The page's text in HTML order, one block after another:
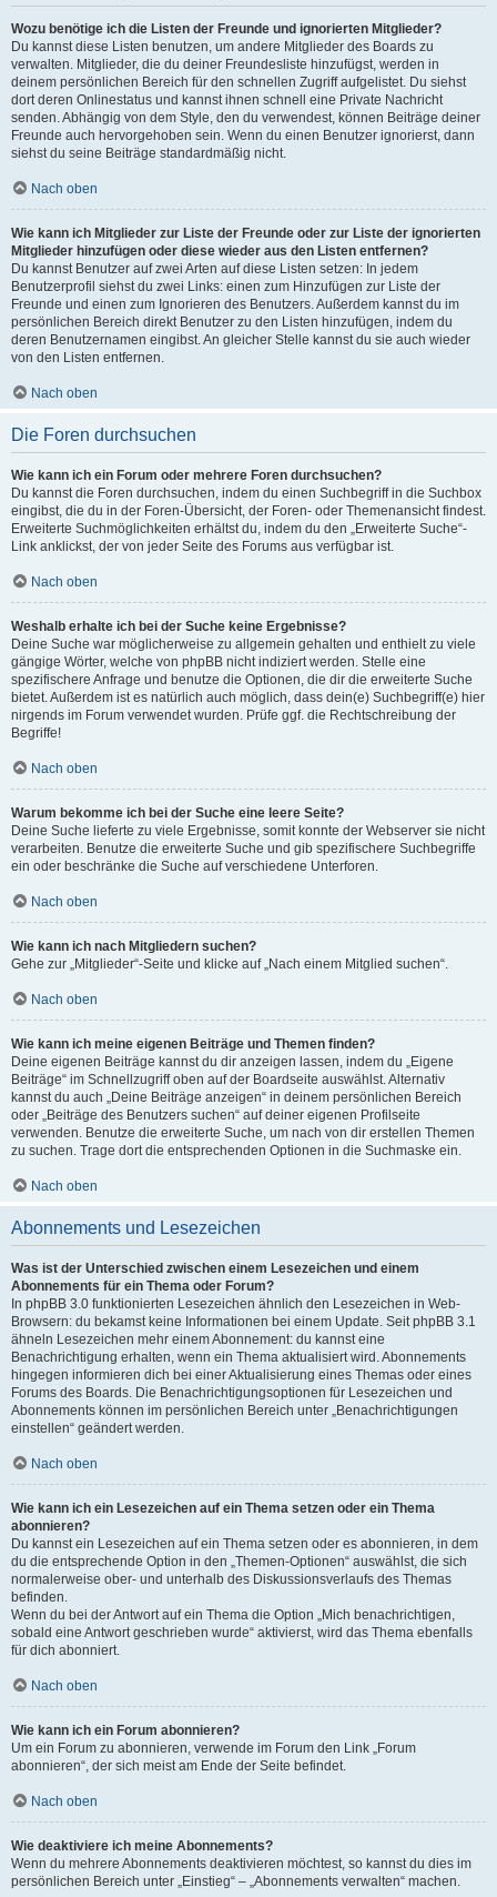
Wozu benötige ich die Listen der Freunde und ignorierten Mitglieder?
Du kannst diese Listen benutzen, um andere Mitglieder des Boards zu
verwalten. Mitglieder, die du deiner Freundesliste hinzufügst, werden in
deinem persönlichen Bereich für den schnellen Zugriff aufgelistet. Du siehst
dort deren Onlinestatus und kannst ihnen schnell eine Private Nachricht
senden. Abhängig von dem Style, den du verwendest, können Beiträge deiner
Freunde auch hervorgehoben sein. Wenn du einen Benutzer ignorierst, dann
siehst du seine Beiträge standardmäßig nicht.
Nach oben
Wie kann ich Mitglieder zur Liste der Freunde oder zur Liste der ignorierten
Mitglieder hinzufügen oder diese wieder aus den Listen entfernen?
Du kannst Benutzer auf zwei Arten auf diese Listen setzen: In jedem
Benutzerprofil siehst du zwei Links: einen zum Hinzufügen zur Liste der
Freunde und einen zum Ignorieren des Benutzers. Außerdem kannst du im
persönlichen Bereich direkt Benutzer zu den Listen hinzufügen, indem du
deren Benutzernamen eingibst. An gleicher Stelle kannst du sie auch wieder
von den Listen entfernen.
Nach oben
Die Foren durchsuchen
Wie kann ich ein Forum oder mehrere Foren durchsuchen?
Du kannst die Foren durchsuchen, indem du einen Suchbegriff in die Suchbox
eingibst, die du in der Foren-Übersicht, der Foren- oder Themenansicht findest.
Erweiterte Suchmöglichkeiten erhältst du, indem du den „Erweiterte Suche“-
Link anklickst, der von jeder Seite des Forums aus verfügbar ist.
Nach oben
Weshalb erhalte ich bei der Suche keine Ergebnisse?
Deine Suche war möglicherweise zu allgemein gehalten und enthielt zu viele
gängige Wörter, welche von phpBB nicht indiziert werden. Stelle eine
spezifischere Anfrage und benutze die Optionen, die dir die erweiterte Suche
bietet. Außerdem ist es natürlich auch möglich, dass dein(e) Suchbegriff(e) hier
nirgends im Forum verwendet wurden. Prüfe ggf. die Rechtschreibung der
Begriffe!
Nach oben
Warum bekomme ich bei der Suche eine leere Seite?
Deine Suche lieferte zu viele Ergebnisse, somit konnte der Webserver sie nicht
verarbeiten. Benutze die erweiterte Suche und gib spezifischere Suchbegriffe
ein oder beschränke die Suche auf verschiedene Unterforen.
Nach oben
Wie kann ich nach Mitgliedern suchen?
Gehe zur „Mitglieder“-Seite und klicke auf „Nach einem Mitglied suchen“.
Nach oben
Wie kann ich meine eigenen Beiträge und Themen finden?
Deine eigenen Beiträge kannst du dir anzeigen lassen, indem du „Eigene
Beiträge“ im Schnellzugriff oben auf der Boardseite auswählst. Alternativ
kannst du auch „Deine Beiträge anzeigen“ in deinem persönlichen Bereich
oder „Beiträge des Benutzers suchen“ auf deiner eigenen Profilseite
verwenden. Benutze die erweiterte Suche, um nach von dir erstellen Themen
zu suchen. Trage dort die entsprechenden Optionen in die Suchmaske ein.
Nach oben
Abonnements und Lesezeichen
Was ist der Unterschied zwischen einem Lesezeichen und einem
Abonnements für ein Thema oder Forum?
In phpBB 3.0 funktionierten Lesezeichen ähnlich den Lesezeichen in Web-
Browsern: du bekamst keine Informationen bei einem Update. Seit phpBB 3.1
ähneln Lesezeichen mehr einem Abonnement: du kannst eine
Benachrichtigung erhalten, wenn ein Thema aktualisiert wird. Abonnements
hingegen informieren dich bei einer Aktualisierung eines Themas oder eines
Forums des Boards. Die Benachrichtigungsoptionen für Lesezeichen und
Abonnements können im persönlichen Bereich unter „Benachrichtigungen
einstellen“ geändert werden.
Nach oben
Wie kann ich ein Lesezeichen auf ein Thema setzen oder ein Thema
abonnieren?
Du kannst ein Lesezeichen auf ein Thema setzen oder es abonnieren, in dem
du die entsprechende Option in den „Themen-Optionen“ auswählst, die sich
normalerweise ober- und unterhalb des Diskussionsverlaufs des Themas
befinden.
Wenn du bei der Antwort auf ein Thema die Option „Mich benachrichtigen,
sobald eine Antwort geschrieben wurde“ aktivierst, wird das Thema ebenfalls
für dich abonniert.
Nach oben
Wie kann ich ein Forum abonnieren?
Um ein Forum zu abonnieren, verwende im Forum den Link „Forum
abonnieren“, der sich meist am Ende der Seite befindet.
Nach oben
Wie deaktiviere ich meine Abonnements?
Wenn du mehrere Abonnements deaktivieren möchtest, so kannst du dies im
persönlichen Bereich unter „Einstieg“ – „Abonnements verwalten“ machen.